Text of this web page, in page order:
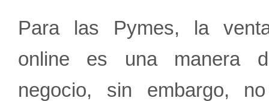
Para las Pymes, la
online es una manera
negocio, sin embargo,